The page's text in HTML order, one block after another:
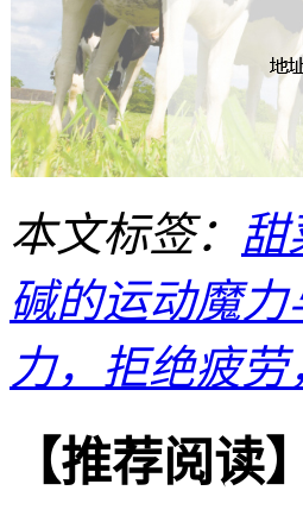
本文标签： 甜
碱的运动魔力
力，拒绝疲劳
【推荐阅读】